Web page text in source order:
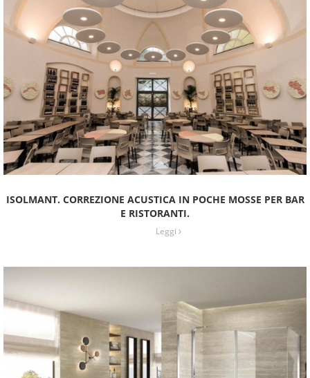
ISOLMANT. CORREZIONE ACUSTICA IN POCHE MOSSE PER BAR
E RISTORANTI.
Leggi